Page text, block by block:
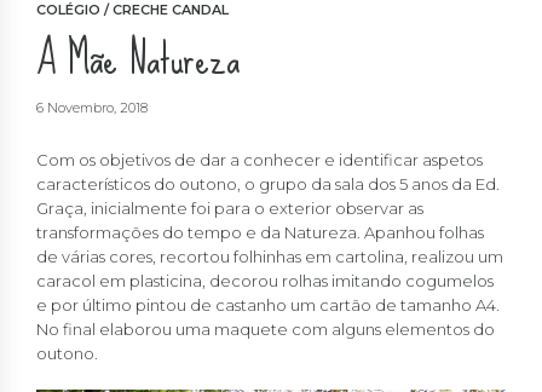
COLÉGIO / CRECHE CANDAL
A Mãe Natureza
6 Novembro, 2018
Com os objetivos de dar a conhecer e identificar aspetos
característicos do outono, o grupo da sala dos 5 anos da Ed.
Graça, inicialmente foi para o exterior observar as
transformações do tempo e da Natureza. Apanhou folhas
de várias cores, recortou folhinhas em cartolina, realizou um
caracol em plasticina, decorou rolhas imitando cogumelos
e por último pintou de castanho um cartão de tamanho A4.
No final elaborou uma maquete com alguns elementos do
outono.